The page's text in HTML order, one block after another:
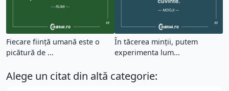
Fiecare ființă umană este o
picătură de ...
În tăcerea minții, putem
experimenta lum...
Alege un citat din altă categorie: